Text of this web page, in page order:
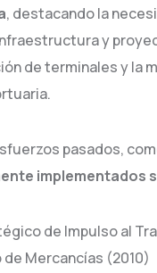
, destacando la
y
de terminales y la
pasados,
implementados
de Impulso al
de Mercancías (2010)